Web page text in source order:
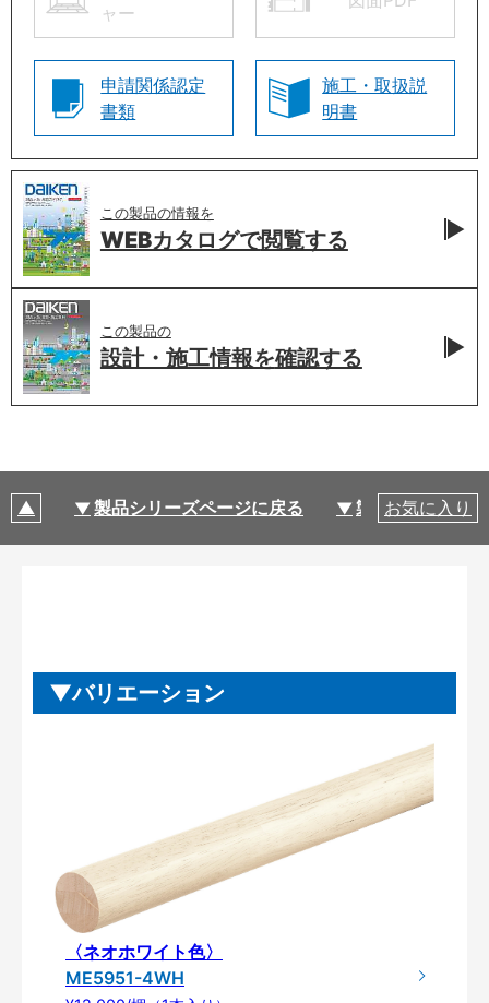
ャー
申請関係認定
書類
施工・取扱説
明書
この製品の情報を
WEBカタログで閲覧する
この製品の
設計・施工情報を確認する
製品シリーズページに戻る 製品仕様
お気に入り
バリエーション
〈ネオホワイト色〉
ME5951-4WH